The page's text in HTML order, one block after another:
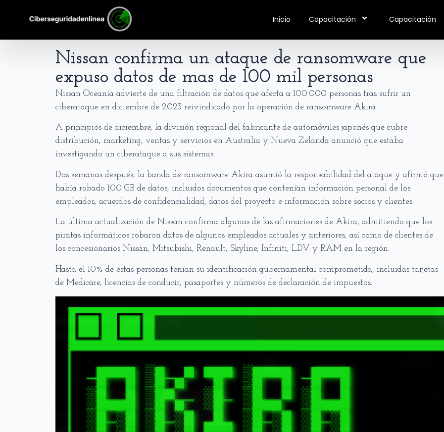
Inicio Capacitación Capacitación
Nissan confirma un ataque de ransomware que
expuso datos de mas de 100 mil personas
Nissan Oceanía advierte de una filtración de datos que afecta a 100.000 personas tras sufrir un
ciberataque en diciembre de 2023 reivindicado por la operación de ransomware Akira.
A principios de diciembre, la división regional del fabricante de automóviles japonés que cubre
distribución, marketing, ventas y servicios en Australia y Nueva Zelanda anunció que estaba
investigando un ciberataque a sus sistemas.
Dos semanas después, la banda de ransomware Akira asumió la responsabilidad del ataque y afirmó que
había robado 100 GB de datos, incluidos documentos que contenían información personal de los
empleados, acuerdos de confidencialidad, datos del proyecto e información sobre socios y clientes.
La última actualización de Nissan confirma algunas de las afirmaciones de Akira, admitiendo que los
piratas informáticos robaron datos de algunos empleados actuales y anteriores, así como de clientes de
los concesionarios Nissan, Mitsubishi, Renault, Skyline, Infiniti, LDV y RAM en la región.
Hasta el 10% de estas personas tenían su identificación gubernamental comprometida, incluidas tarjetas
de Medicare, licencias de conducir, pasaportes y números de declaración de impuestos.